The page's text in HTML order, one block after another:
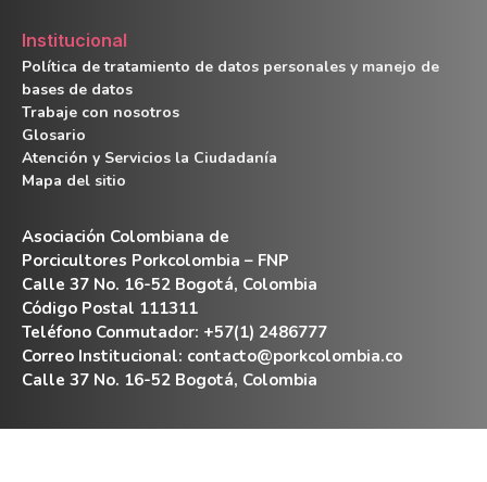
Institucional
Política de tratamiento de datos personales y manejo de
bases de datos
Trabaje con nosotros
Glosario
Atención y Servicios la Ciudadanía
Mapa del sitio
Asociación Colombiana de
Porcicultores Porkcolombia – FNP
Calle 37 No. 16-52 Bogotá, Colombia
Código Postal 111311
Teléfono Conmutador: +57(1) 2486777
Correo Institucional: contacto@porkcolombia.co
Calle 37 No. 16-52 Bogotá, Colombia